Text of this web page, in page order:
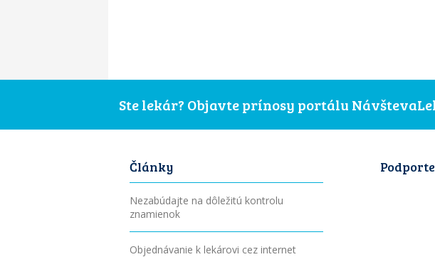
Ste lekár? Objavte prínosy portálu
Články
Nezabúdajte na dôležitú kontrolu
znamienok
Objednávanie k lekárovi cez internet